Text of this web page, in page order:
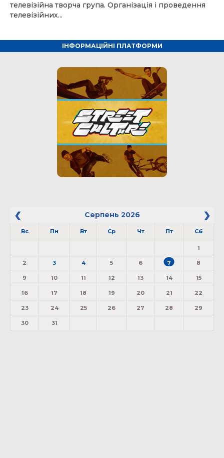
телевізійна творча група. Організація і проведення
телевізійних...
ІНФОРМАЦІЙНІ ПЛАТФОРМИ
Серпень 2026
Вс Пн Вт Ср Чт Пт Сб
1
2 3 4 5 6 7 8
9 10 11 12 13 14 15
16 17 18 19 20 21 22
23 24 25 26 27 28 29
30 31